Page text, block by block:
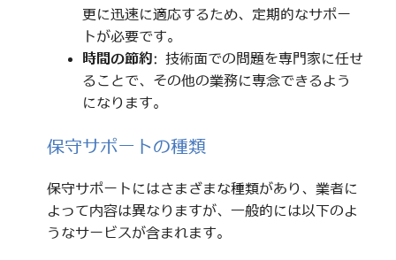
更に迅速に適応するため、定期的なサポー
トが必要です。
時間の節約: 技術面での問題を専門家に任せ
ることで、その他の業務に専念できるよう
になります。
保守サポートの種類
保守サポートにはさまざまな種類があり、業者に
よって内容は異なりますが、一般的には以下のよ
うなサービスが含まれます。